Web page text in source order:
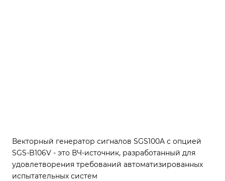
Векторный генератор сигналов SGS100A с опцией
SGS-B106V - это ВЧ-источник, разработанный для
удовлетворения требований автоматизированных
испытательных систем